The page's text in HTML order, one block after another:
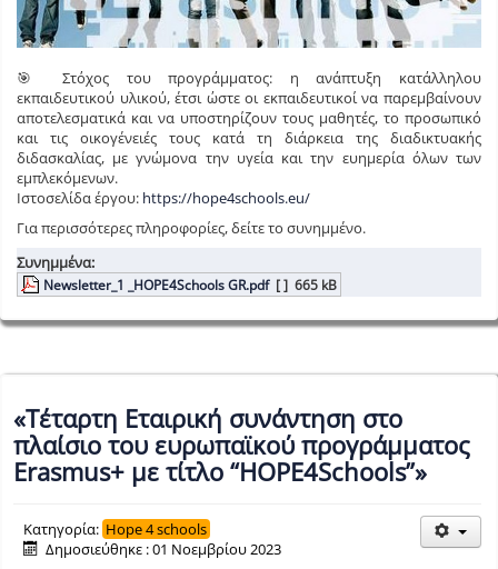
🎯 Στόχος του προγράμματος: η ανάπτυξη κατάλληλου
εκπαιδευτικού υλικού, έτσι ώστε οι εκπαιδευτικοί να παρεμβαίνουν
αποτελεσματικά και να υποστηρίζουν τους μαθητές, το προσωπικό
και τις οικογένειές τους κατά τη διάρκεια της διαδικτυακής
διδασκαλίας, με γνώμονα την υγεία και την ευημερία όλων των
εμπλεκόμενων.
Ιστοσελίδα έργου: https://hope4schools.eu/
Για περισσότερες πληροφορίες, δείτε το συνημμένο.
Συνημμένα:
Newsletter_1 _HOPE4Schools GR.pdf [ ] 665 kB
«Τέταρτη Εταιρική συνάντηση στο
πλαίσιο του ευρωπαϊκού προγράμματος
Erasmus+ με τίτλο “HOPE4Schools”»
Κατηγορία: Hope 4 schools
Δημοσιεύθηκε : 01 Νοεμβρίου 2023